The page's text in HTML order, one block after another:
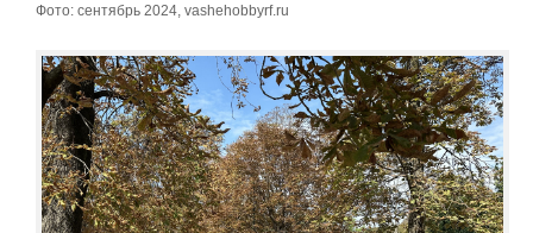
Фото: сентябрь 2024, vashehobbyrf.ru